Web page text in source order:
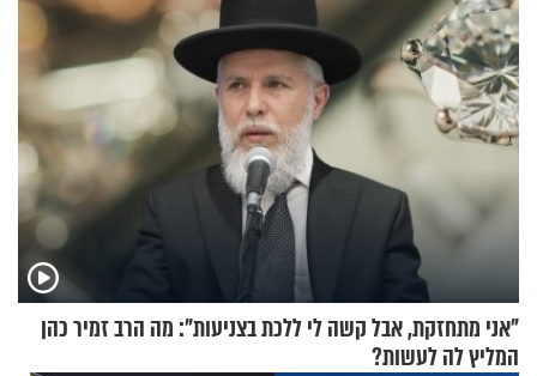
"אני מתחזקת, אבל קשה לי ללכת בצניעות": מה הרב זמיר כהן
המליץ לה לעשות?